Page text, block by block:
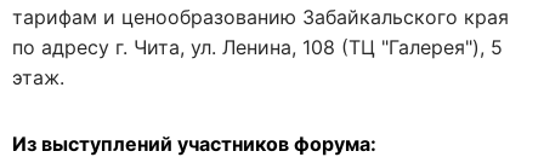
тарифам и ценообразованию Забайкальского края
по адресу г. Чита, ул. Ленина, 108 (ТЦ "Галерея"), 5
этаж.
Из выступлений участников форума: